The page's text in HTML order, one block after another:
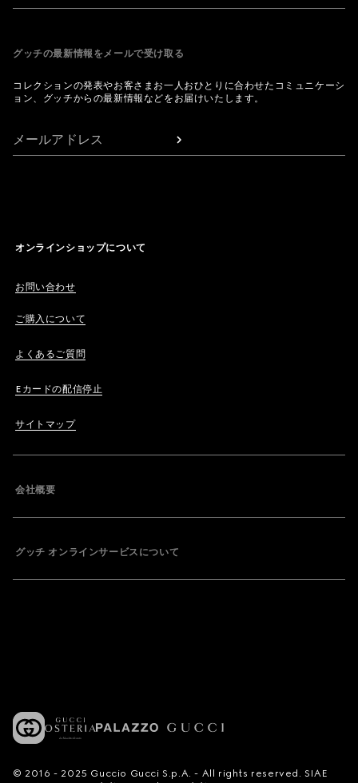
グッチの最新情報をメールで受け取る
コレクションの発表やお客さまお一人おひとりに合わせたコミュニケーシ
ョン、グッチからの最新情報などをお届けいたします。
メールアドレス
オンラインショップについて
お問い合わせ
ご購入について
よくあるご質問
Eカードの配信停止
サイトマップ
会社概要
グッチ オンラインサービスについて
© 2016 - 2025 Guccio Gucci S.p.A. - All rights reserved. SIAE